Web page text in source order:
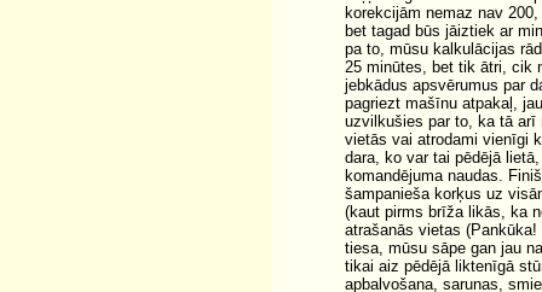
korekcijām nemaz nav
bet tagad būs jāiztiek ar
pa to, mūsu kalkulācijas
25 minūtes, bet tik ātri, cik
jebkādus apsvērumus par
pagriezt mašīnu atpakaļ,
uzvilkušies par to, ka tā arī
vietās vai atrodami vienīgi
dara, ko var tai pēdējā
komandējuma naudas.
šampanieša korķus uz
(kaut pirms brīža likās, ka
atrašanās vietas
tiesa, mūsu sāpe gan jau
tikai aiz pēdējā liktenīgā
apbalvošana, sarunas,